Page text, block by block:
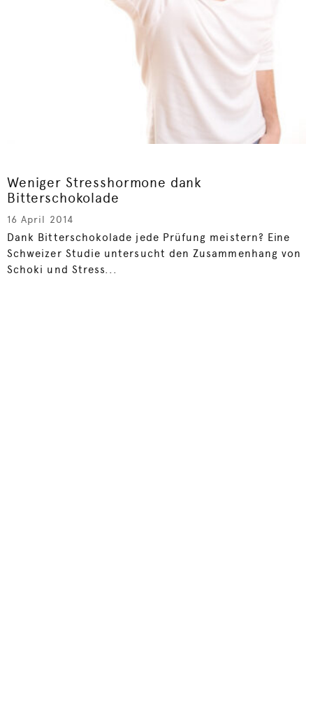
Weniger Stresshormone dank
Bitterschokolade
16 April 2014
Dank Bitterschokolade jede Prüfung meistern? Eine
Schweizer Studie untersucht den Zusammenhang von
Schoki und Stress...